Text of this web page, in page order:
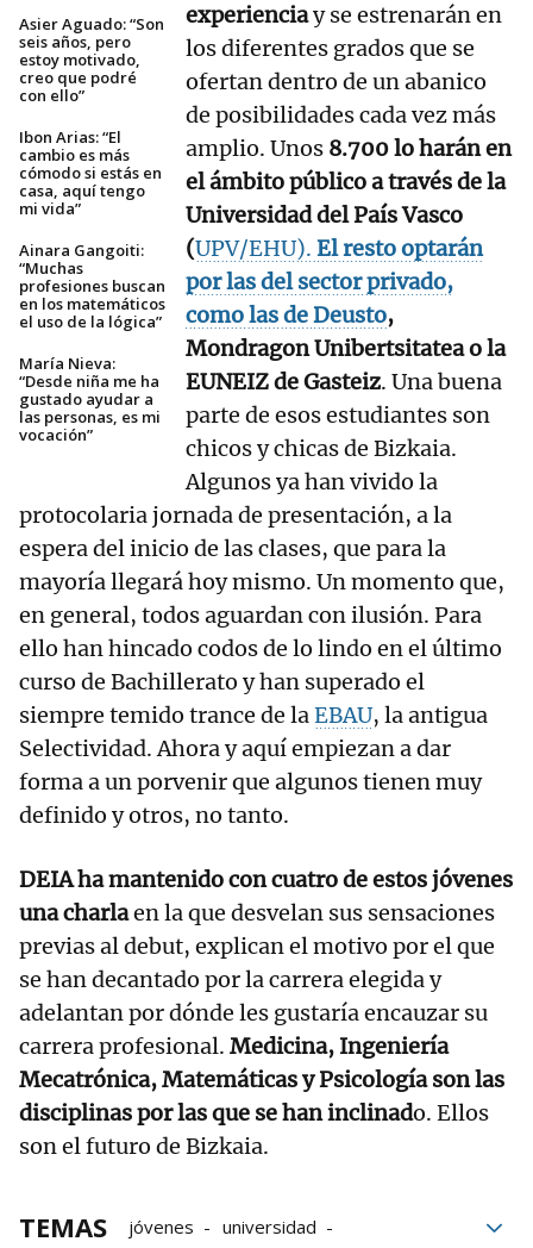
Asier Aguado: “Son
seis años, pero
estoy motivado,
creo que podré
con ello”
Ibon Arias: “El
cambio es más
cómodo si estás en
casa, aquí tengo
mi vida”
Ainara Gangoiti:
“Muchas
profesiones buscan
en los matemáticos
el uso de la lógica”
María Nieva:
“Desde niña me ha
gustado ayudar a
las personas, es mi
vocación”
experienciay se estrenarán en
los diferentes grados que se
ofertan dentro de un abanico
de posibilidades cada vez más
amplio. Unos 8.700 lo harán en
el ámbito público a través de la
Universidad del País Vasco
(UPV/EHU). El resto optarán
por las del sector privado,
como las deDeusto,
Mondragon Unibertsitatea o la
EUNEIZ de Gasteiz. Una buena
parte de esos estudiantes son
chicos y chicas de Bizkaia.
Algunos ya han vivido la
protocolaria jornada de presentación, a la
espera del inicio de las clases, que para la
mayoría llegará hoy mismo. Un momento que,
en general, todos aguardan con ilusión. Para
ello han hincado codos de lo lindo en el último
curso de Bachillerato y han superado el
siempre temido trance de laEBAU, la antigua
Selectividad. Ahora y aquí empiezan a dar
forma a un porvenir que algunos tienen muy
definido y otros, no tanto.
DEIA ha mantenido con cuatro de estos jóvenes
una charlaen la que desvelan sus sensaciones
previas al debut, explican el motivo por el que
se han decantado por la carrera elegida y
adelantan por dónde les gustaría encauzar su
carrera profesional. Medicina, Ingeniería
Mecatrónica, Matemáticas y Psicología son las
disciplinas por las que se han inclinado. Ellos
son el futuro de Bizkaia.
TEMAS jóvenes universidad